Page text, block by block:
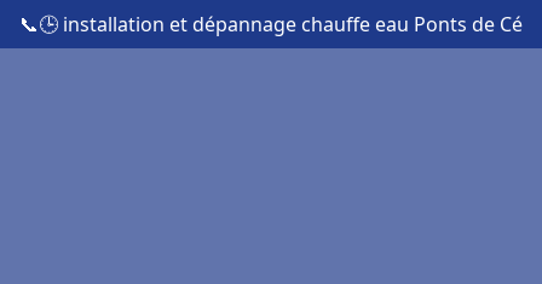
📞🕒 installation et dépannage chauffe eau Ponts de Cé